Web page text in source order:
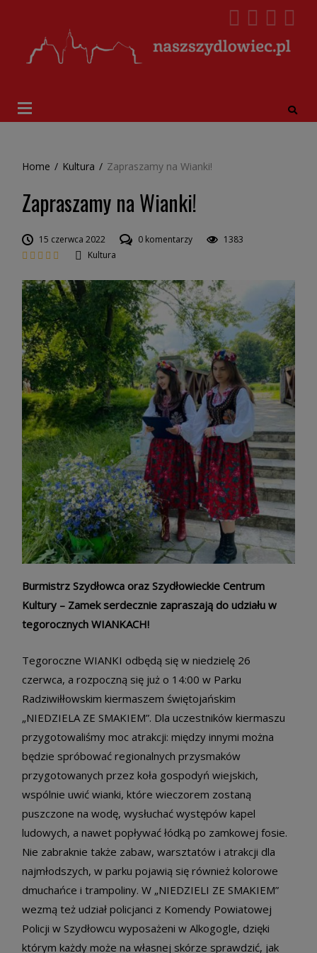
Home / Kultura / Zapraszamy na Wianki!
Zapraszamy na Wianki!
15 czerwca 2022 0 komentarzy
1383
Kultura
Burmistrz Szydłowca oraz Szydłowieckie Centrum
Kultury – Zamek serdecznie zapraszają do udziału w
tegorocznych WIANKACH!
Tegoroczne WIANKI odbędą się w niedzielę 26
czerwca, a rozpoczną się już o 14:00 w Parku
Radziwiłłowskim kiermaszem świętojańskim
„NIEDZIELA ZE SMAKIEM”. Dla uczestników kiermaszu
przygotowaliśmy moc atrakcji: między innymi można
będzie spróbować regionalnych przysmaków
przygotowanych przez koła gospodyń wiejskich,
wspólnie uwić wianki, które wieczorem zostaną
puszczone na wodę, wysłuchać występów kapel
ludowych, a nawet popływać łódką po zamkowej fosie.
Nie zabraknie także zabaw, warsztatów i atrakcji dla
najmłodszych, w parku pojawią się również kolorowe
dmuchańce i trampoliny. W „NIEDZIELI ZE SMAKIEM”
wezmą też udział policjanci z Komendy Powiatowej
Policji w Szydłowcu wyposażeni w Alkogogle, dzięki
którym każdy może na własnej skórze sprawdzić, jak